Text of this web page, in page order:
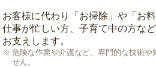
お客様に代わり「 お掃除 」や「 お
仕事が忙しい方、子育て中の方な
お支えします。
危険な作業や介護など、専門的な技術や
せん。